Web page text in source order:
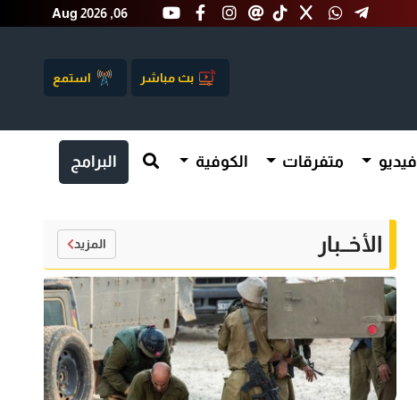
Aug 2026 ,06
بث مباشر استمع
فيديو متفرقات الكوفية البرامج
الأخــبار المزيد